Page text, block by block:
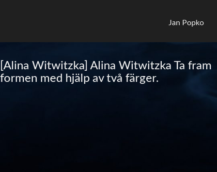
Jan Popko
[Alina Witwitzka] Alina Witwitzka Ta fram
formen med hjälp av två färger.